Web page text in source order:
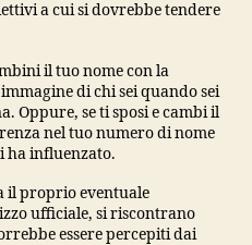
a cui si dovrebbe tendere
il tuo nome con la
di chi sei quando sei
Oppure, se ti sposi e cambi il
nel tuo numero di nome
ha influenzato.
il proprio eventuale
ufficiale, si riscontrano
essere percepiti dai